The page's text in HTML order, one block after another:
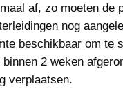
af, zo moeten de
nog
beschikbaar om te
2 weken
verplaatsen.